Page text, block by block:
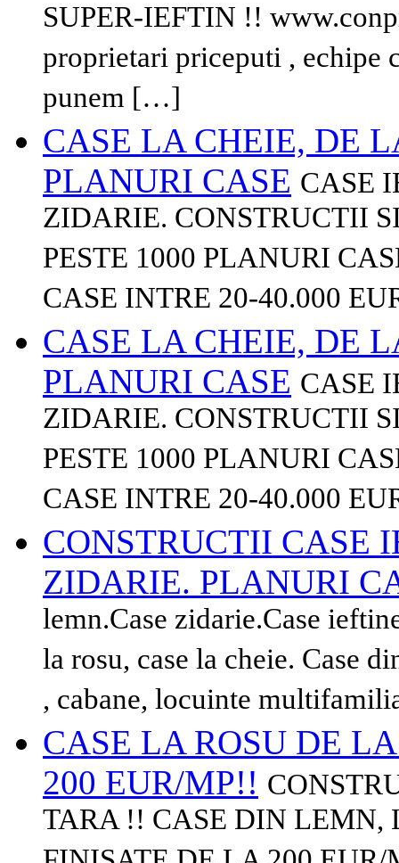
SUPER-IEFTIN !!
proprietari priceputi , echipe
punem […]
CASE LA CHEIE, DE
PLANURI CASE CASE
ZIDARIE. CONSTRUCTII
PESTE 1000 PLANURI
CASE INTRE 20-40.000
CASE LA CHEIE, DE
PLANURI CASE CASE
ZIDARIE. CONSTRUCTII
PESTE 1000 PLANURI
CASE INTRE 20-40.000
CONSTRUCTII CASE
ZIDARIE. PLANURI
lemn.Case zidarie.Case
la rosu, case la cheie. Case
, cabane, locuinte
CASE LA ROSU DE
200 EUR/MP!!
TARA !! CASE DIN LEMN,